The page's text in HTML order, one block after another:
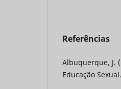
Referências
Albuquerque, J.
Educação Sexual.